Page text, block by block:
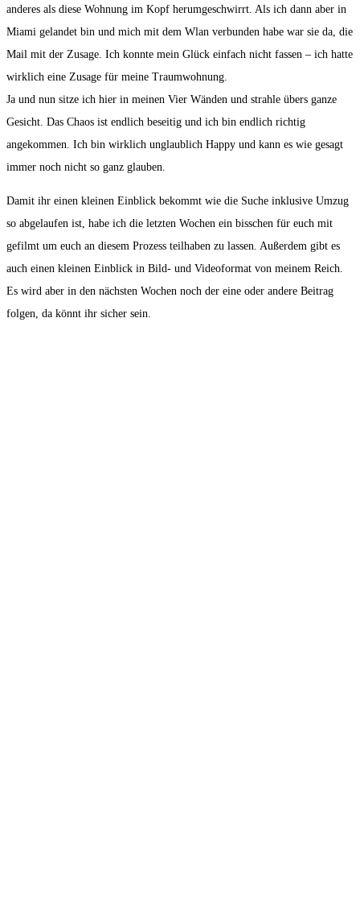
anderes als diese Wohnung im Kopf herumgeschwirrt. Als ich dann aber in
Miami gelandet bin und mich mit dem Wlan verbunden habe war sie da, die
Mail mit der Zusage. Ich konnte mein Glück einfach nicht fassen – ich hatte
wirklich eine Zusage für meine Traumwohnung.
Ja und nun sitze ich hier in meinen Vier Wänden und strahle übers ganze
Gesicht. Das Chaos ist endlich beseitig und ich bin endlich richtig
angekommen. Ich bin wirklich unglaublich Happy und kann es wie gesagt
immer noch nicht so ganz glauben.
Damit ihr einen kleinen Einblick bekommt wie die Suche inklusive Umzug
so abgelaufen ist, habe ich die letzten Wochen ein bisschen für euch mit
gefilmt um euch an diesem Prozess teilhaben zu lassen. Außerdem gibt es
auch einen kleinen Einblick in Bild- und Videoformat von meinem Reich.
Es wird aber in den nächsten Wochen noch der eine oder andere Beitrag
folgen, da könnt ihr sicher sein.